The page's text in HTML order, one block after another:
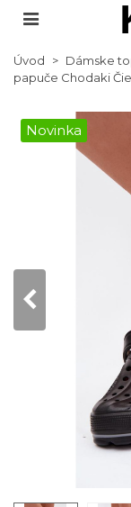
Úvod > Dámske
papuče Chodaki
Novinka